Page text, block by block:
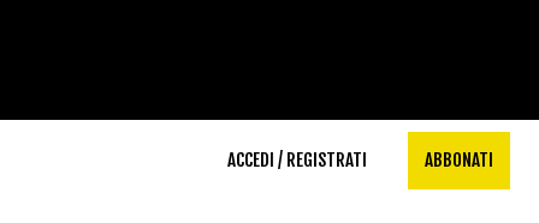
ACCEDI / REGISTRATI ABBONATI